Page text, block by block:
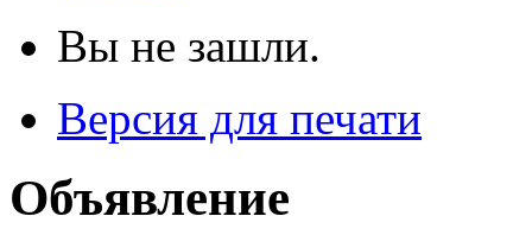
Вы не зашли.
Версия для печати
Объявление